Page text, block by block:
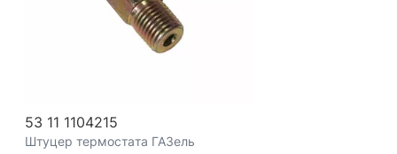
53 11 1104215
Штуцер термостата ГАЗель